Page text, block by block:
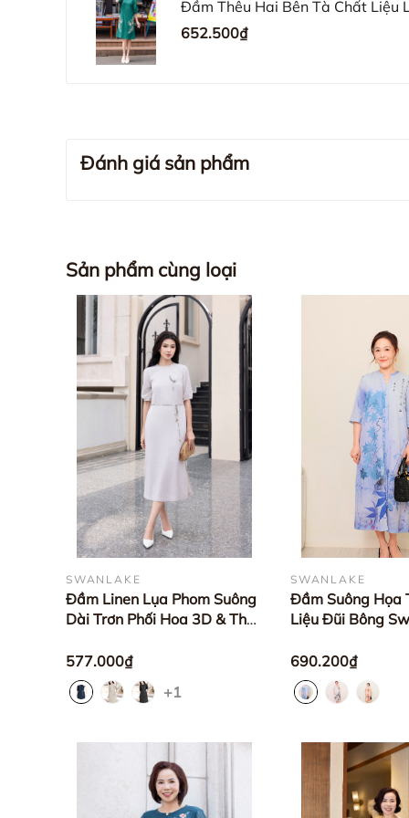
Đầm Thêu Hai Bên Tà Chất
652.500₫
Đánh giá sản phẩm
Sản phẩm cùng loại
SWANLAKE
Đầm Linen Lụa Phom Suông
Dài Trơn Phối Hoa 3D & Thắt
D12235LW01
577.000₫
+1
SWANLAKE
Đầm Suông Họa
Liệu Đũi Bông
690.200₫